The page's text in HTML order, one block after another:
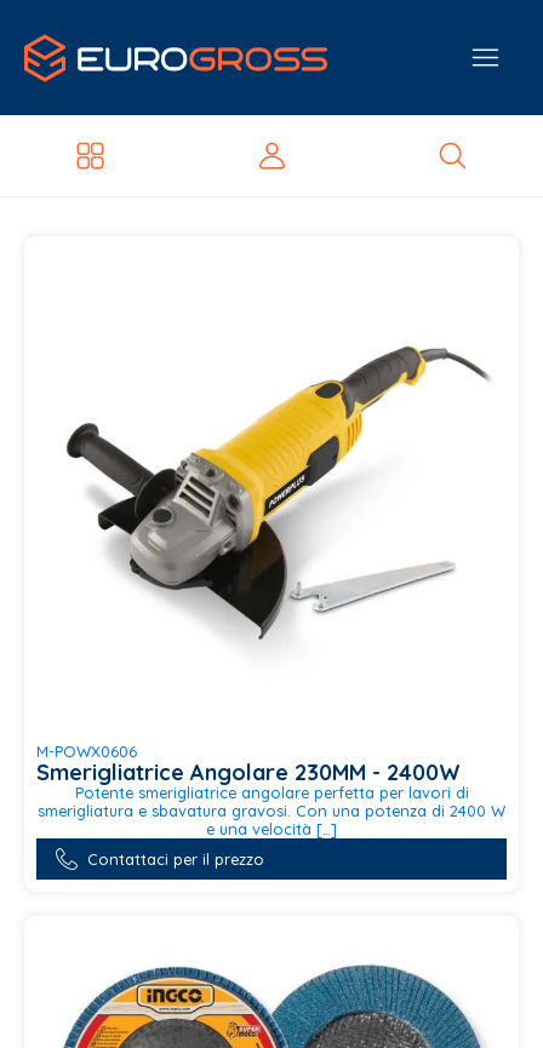
M-POWX0606
Smerigliatrice Angolare 230MM - 2400W
Potente smerigliatrice angolare perfetta per lavori di
smerigliatura e sbavatura gravosi. Con una potenza di 2400 W
e una velocità […]
Contattaci per il prezzo